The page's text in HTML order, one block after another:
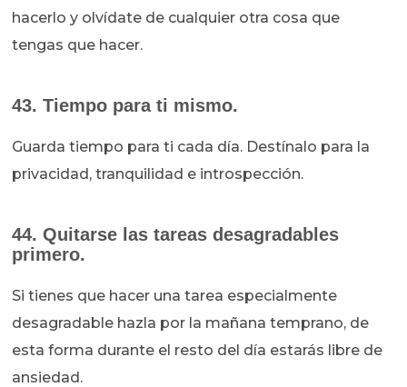
hacerlo y olvídate de cualquier otra cosa que
tengas que hacer.
43. Tiempo para ti mismo.
Guarda tiempo para ti cada día. Destínalo para la
privacidad, tranquilidad e introspección.
44. Quitarse las tareas desagradables
primero.
Si tienes que hacer una tarea especialmente
desagradable hazla por la mañana temprano, de
esta forma durante el resto del día estarás libre de
ansiedad.